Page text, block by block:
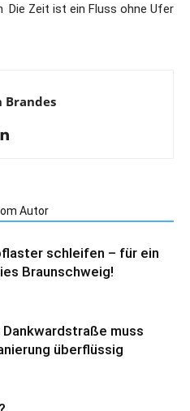
Die Zeit ist ein Fluss ohne Ufer
Brandes
Autor
schleifen – für ein
Braunschweig!
muss
überflüssig